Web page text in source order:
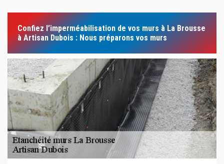
Confiez l’imperméabilisation de vos murs à La Brousse
à Artisan Dubois : Nous préparons vos murs